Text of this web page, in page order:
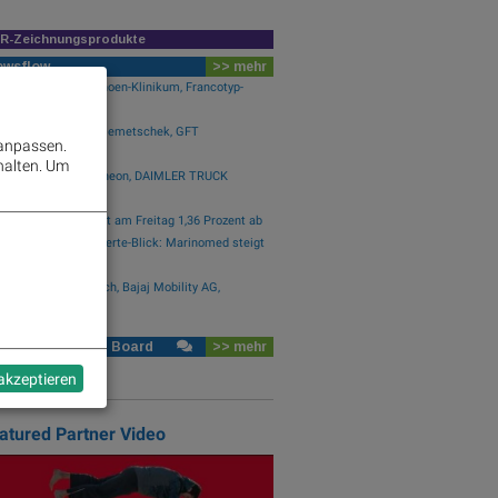
Zeichnungsprodukte
>> mehr
Baumot Group, Rhoen-Klinikum, Francotyp-
Wirecard, Manz, Nemetschek, GFT
SAP, Scout24, Infineon, DAIMLER TRUCK
Börse: ATX gibt am Freitag 1,36 Prozent ab
Börse Nebenwerte-Blick: Marinomed steigt
Marinomed Biotech, Bajaj Mobility AG,
Social Club Board >> mehr
#2161
Partner Video
Um